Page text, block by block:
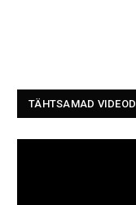
TÄHTSAMAD VIDEOD